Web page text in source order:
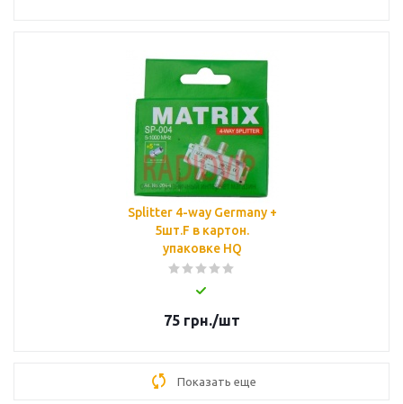
Splitter 4-way Germany +
5шт.F в картон.
упаковке HQ
75 грн./шт
Показать еще